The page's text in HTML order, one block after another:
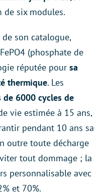
six modules.
son catalogue,
(phosphate de
réputée pour sa
thermique. Les
de 6000 cycles de
vie estimée à 15 ans,
pendant 10 ans sa
outre toute décharge
tout dommage ; la
personnalisable avec
et 70%.